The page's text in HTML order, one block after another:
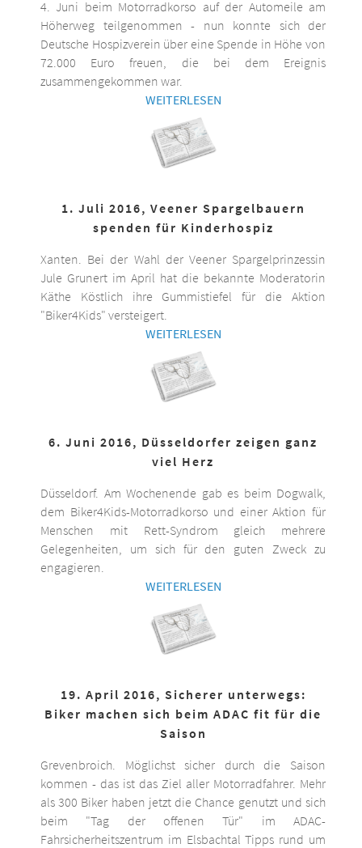
4. Juni beim Motorradkorso auf der Automeile am
Höherweg teilgenommen - nun konnte sich der
Deutsche Hospizverein über eine Spende in Höhe von
72.000 Euro freuen, die bei dem Ereignis
zusammengekommen war.
WEITERLESEN
1. Juli 2016, Veener Spargelbauern
spenden für Kinderhospiz
Xanten. Bei der Wahl der Veener Spargelprinzessin
Jule Grunert im April hat die bekannte Moderatorin
Käthe Köstlich ihre Gummistiefel für die Aktion
"Biker4Kids" versteigert.
WEITERLESEN
6. Juni 2016, Düsseldorfer zeigen ganz
viel Herz
Düsseldorf. Am Wochenende gab es beim Dogwalk,
dem Biker4Kids-Motorradkorso und einer Aktion für
Menschen mit Rett-Syndrom gleich mehrere
Gelegenheiten, um sich für den guten Zweck zu
engagieren.
WEITERLESEN
19. April 2016, Sicherer unterwegs:
Biker machen sich beim ADAC fit für die
Saison
Grevenbroich. Möglichst sicher durch die Saison
kommen - das ist das Ziel aller Motorradfahrer. Mehr
als 300 Biker haben jetzt die Chance genutzt und sich
beim "Tag der offenen Tür" im ADAC-
Fahrsicherheitszentrum im Elsbachtal Tipps rund um